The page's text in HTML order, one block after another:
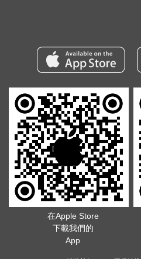
在Apple Store
下載我們的
App